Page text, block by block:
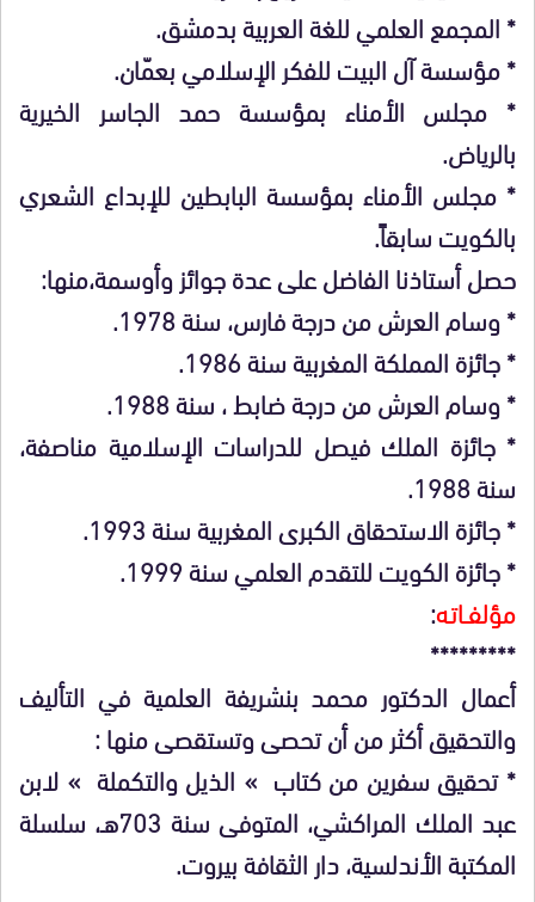
* المجمع العلمي للغة العربية بدمشق.
* مؤسسة آل البيت للفكر الإسلامي بعمّان.
* مجلس الأمناء بمؤسسة حمد الجاسر الخيرية
بالرياض.
* مجلس الأمناء بمؤسسة البابطين للإبداع الشعري
بالكويت سابقاً.
حصل أستاذنا الفاضل على عدة جوائز وأوسمة،منها:
* وسام العرش من درجة فارس، سنة 1978.
* جائزة المملكة المغربية سنة 1986.
* وسام العرش من درجة ضابط ، سنة 1988.
* جائزة الملك فيصل للدراسات الإسلامية مناصفة،
سنة 1988.
* جائزة الاستحقاق الكبرى المغربية سنة 1993.
* جائزة الكويت للتقدم العلمي سنة 1999.
مؤلفــاتـه:
*********
أعمال الدكتور محمد بنشريفة العلمية في التأليف
والتحقيق أكثر من أن تحصى وتستقصى منها :
* تحقيق سفرين من كتاب » الذيل والتكملة » لابن
عبد الملك المراكشي، المتوفى سنة 703هـ، سلسلة
المكتبة الأندلسية، دار الثقافة بيروت.